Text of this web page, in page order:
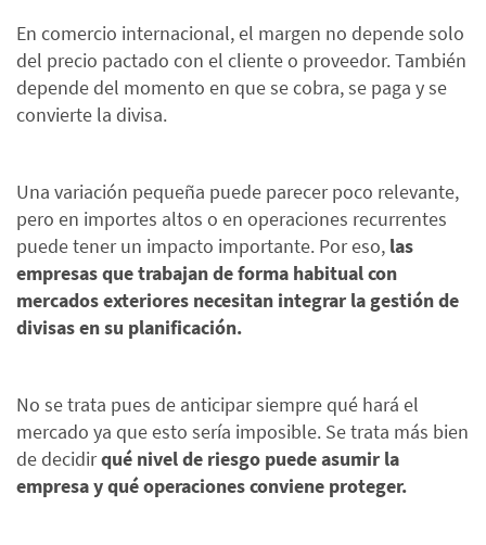
En comercio internacional, el margen no depende solo
del precio pactado con el cliente o proveedor. También
depende del momento en que se cobra, se paga y se
convierte la divisa.
Una variación pequeña puede parecer poco relevante,
pero en importes altos o en operaciones recurrentes
puede tener un impacto importante. Por eso, las
empresas que trabajan de forma habitual con
mercados exteriores necesitan integrar la gestión de
divisas en su planificación.
No se trata pues de anticipar siempre qué hará el
mercado ya que esto sería imposible. Se trata más bien
de decidirqué nivel de riesgo puede asumir la
empresa y qué operaciones conviene proteger.